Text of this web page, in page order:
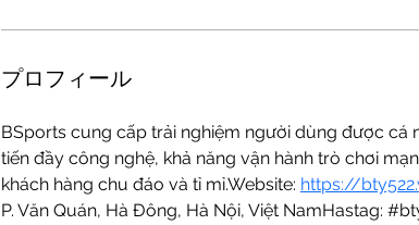
プロフィール
BSports cung cấp trải nghiệm người dùng được cá
tiến đầy công nghệ, khả năng vận hành trò chơi
khách hàng chu đáo và tỉ mỉ.Website: https://
P. Văn Quán, Hà Đông, Hà Nội, Việt NamHastag: